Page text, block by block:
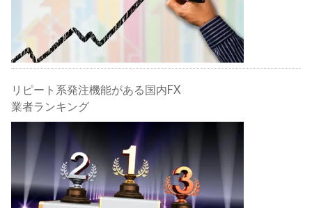
リピート系発注機能がある国内FX
業者ランキング